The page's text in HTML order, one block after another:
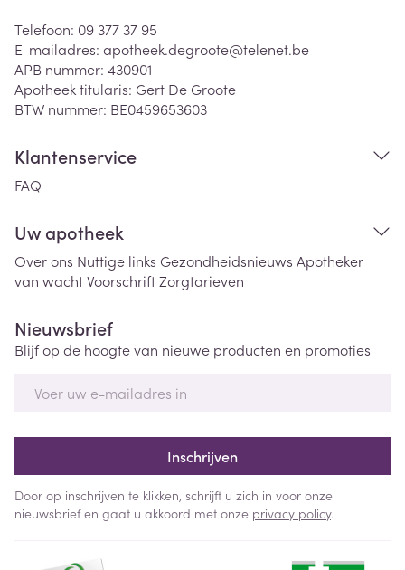
Telefoon: 09 377 37 95
E-mailadres: apotheek.degroote@telenet.be
APB nummer: 430901
Apotheek titularis: Gert De Groote
BTW nummer: BE0459653603
Klantenservice
FAQ
Uw apotheek
Over ons Nuttige links Gezondheidsnieuws Apotheker
van wachtVoorschriftZorgtarieven
Nieuwsbrief
Blijf op de hoogte van nieuwe producten en promoties
Inschrijven
Door op inschrijven te klikken, schrijft u zich in voor onze
nieuwsbrief en gaat u akkoord met onze privacy policy.